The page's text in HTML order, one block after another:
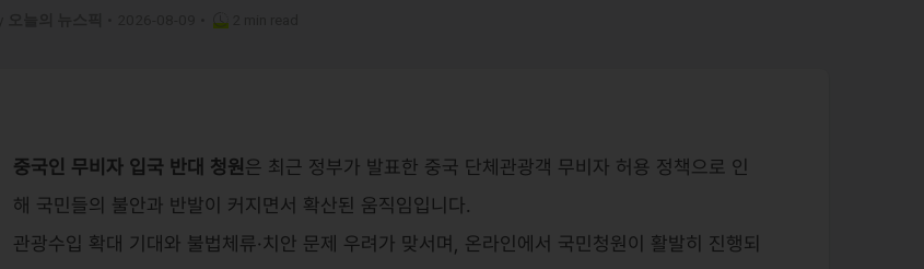
중국인 무비자 입국 반대 청원은 최근 정부가 발표한 중국 단체관광객 무비자 허용 정책으로 인
해 국민들의 불안과 반발이 커지면서 확산된 움직임입니다.
관광수입 확대 기대와 불법체류·치안 문제 우려가 맞서며, 온라인에서 국민청원이 활발히 진행되